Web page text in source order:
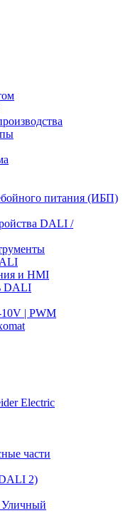
питания (ИБП)
DALI /
и HMI
DALI
| PWM
Electric
части
2)
Уличный